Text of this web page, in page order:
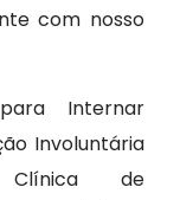
com nosso
Internar
Involuntária
Clínica de